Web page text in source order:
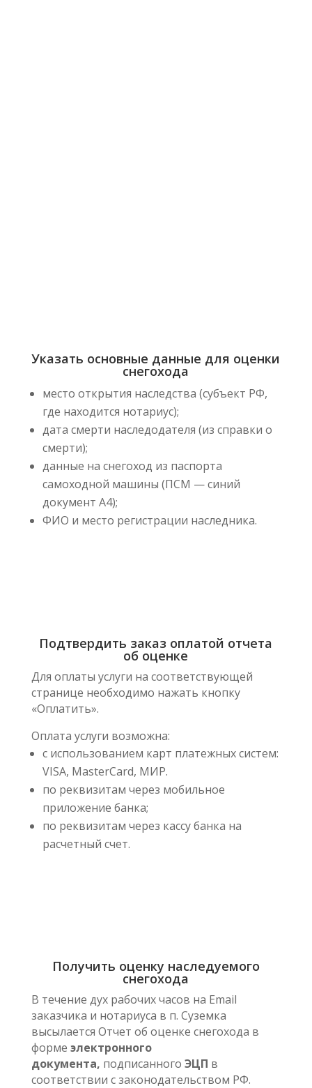
Указать основные данные для оценки
снегохода
место открытия наследства (субъект РФ,
где находится нотариус);
дата смерти наследодателя (из справки о
смерти);
данные на снегоход из паспорта
самоходной машины (ПСМ — синий
документ А4);
ФИО и место регистрации наследника.
Подтвердить заказ оплатой отчета
об оценке
Для оплаты услуги на соответствующей
странице необходимо нажать кнопку
«Оплатить».
Оплата услуги возможна:
с использованием карт платежных систем:
VISA, MasterCard, МИР.
по реквизитам через мобильное
приложение банка;
по реквизитам через кассу банка на
расчетный счет.
Получить оценку наследуемого
снегохода
В течение дух рабочих часов на Email
заказчика и нотариуса в п. Суземка
высылается Отчет об оценке снегохода в
форме электронного
документа, подписанного ЭЦП в
соответствии с законодательством РФ.